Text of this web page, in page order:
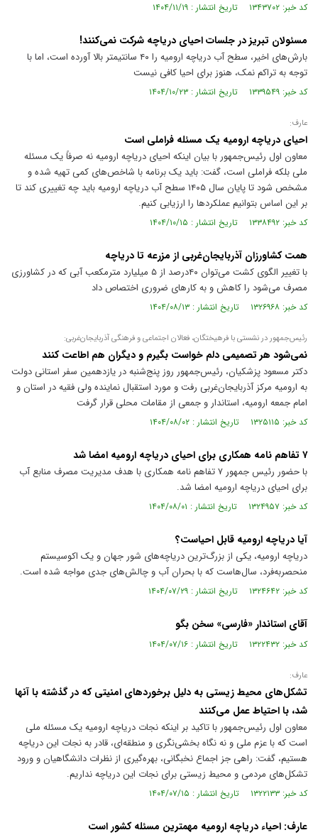
کد خبر: ۱۳۴۳۷۰۲ تاریخ انتشار : ۱۴۰۴/۱۱/۱۹
مسئولان تبریز در جلسات احیای دریاچه شرکت نمی‌کنند!
بارش‌های اخیر، سطح آب دریاچه ارومیه را ۴۰ سانتیمتر بالا آورده است، اما با
توجه به تراکم نمک، هنوز برای احیا کافی نیست
کد خبر: ۱۳۳۹۵۴۹ تاریخ انتشار : ۱۴۰۴/۱۰/۲۳
عارف:
احیای دریاچه ارومیه یک مسئله فراملی است
معاون اول رئیس‌جمهور با بیان اینکه احیای دریاچه ارومیه نه صرفاً یک مسئله
ملی بلکه فراملی است، گفت: باید یک برنامه با شاخص‌های کمی تهیه شده و
مشخص شود تا پایان سال ۱۴۰۵ سطح آب دریاچه ارومیه باید چه تغییری کند تا
بر این اساس بتوانیم عملکردها را ارزیابی کنیم.
کد خبر: ۱۳۳۸۴۹۲ تاریخ انتشار : ۱۴۰۴/۱۰/۱۵
همت کشاورزان آذربایجان‌غربی از مزرعه تا دریاچه
با تغییر الگوی کشت می‌توان ۴۰درصد از ۵ میلیارد مترمکعب آبی که در کشاورزی
مصرف می‌شود را کاهش و به کار‌های ضروری اختصاص داد
کد خبر: ۱۳۲۶۹۶۸ تاریخ انتشار : ۱۴۰۴/۰۸/۱۳
رئیس‌جمهور در نشستی با فرهیختگان، فعالان اجتماعی و فرهنگی آذربایجان‌غربی:‌
نمی‌شود هر تصمیمی دلم خواست بگیرم و دیگران هم اطاعت کنند
دکتر مسعود پزشکیان، رئیس‌جمهور روز پنج‌شنبه در یازدهمین سفر استانی دولت
به ارومیه مرکز آذربایجان‌غربی رفت و مورد استقبال نماینده ولی فقیه در استان و
امام جمعه ارومیه، استاندار و جمعی از مقامات محلی قرار گرفت
کد خبر: ۱۳۲۵۱۱۵ تاریخ انتشار : ۱۴۰۴/۰۸/۰۲
۷ تفاهم نامه همکاری برای احیای دریاچه ارومیه امضا شد
با حضور رئیس جمهور ۷ تفاهم نامه همکاری با هدف مدیریت مصرف منابع آب
برای احیای دریاچه ارومیه امضا شد.
کد خبر: ۱۳۲۴۹۵۷ تاریخ انتشار : ۱۴۰۴/۰۸/۰۱
آیا دریاچه ارومیه قابل احیاست؟
دریاچه ارومیه، یکی از بزرگ‌ترین دریاچه‌های شور جهان و یک اکوسیستم
منحصر‌به‌فرد، سال‌هاست که با بحران آب و چالش‌های جدی مواجه شده است.
کد خبر: ۱۳۲۴۶۴۲ تاریخ انتشار : ۱۴۰۴/۰۷/۲۹
آقای استاندار «فارسی» سخن بگو
کد خبر: ۱۳۲۲۴۳۲ تاریخ انتشار : ۱۴۰۴/۰۷/۱۶
عارف:
تشکل‌های محیط زیستی به دلیل برخورد‌های امنیتی که در گذشته با آنها
شد، با احتیاط عمل می‌کنند
معاون اول رئیس‌جمهور با تاکید بر اینکه نجات دریاچه ارومیه یک مسئله ملی
است که با عزم ملی و نه نگاه بخشی‌نگری و منطقه‌ای، قادر به نجات این دریاچه
هستیم، گفت: راهی جز اجماع نخبگانی، بهره‌گیری از نظرات دانشگاهیان و ورود
تشکل‌های مردمی و محیط زیستی برای نجات این دریاچه نداریم.
کد خبر: ۱۳۲۲۱۳۳ تاریخ انتشار : ۱۴۰۴/۰۷/۱۵
عارف: احیاء دریاچه ارومیه مهمترین مسئله کشور است